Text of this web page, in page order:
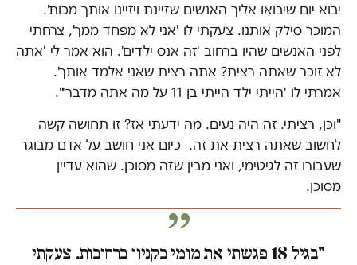
יבוא יום שיבואו אליך האנשים שזיינת ויזיינו אותך מכות'.
המוכר סילק אותנו. צעקתי לו 'אני לא מפחד ממך', צרחתי
לפני האנשים שהיו ברחוב 'זה אנס ילדים'. הוא אמר לי 'אתה
לא זוכר שאתה רצית? אתה רצית שאני אלמד אותך'.
אמרתי לו 'הייתי ילד הייתי בן 11 על מה אתה מדבר'".
"וכן, רציתי. זה היה נעים. מה ידעתי אז? זו תחושה קשה
לחשוב שאתה רצית את זה. כיום אני חושב על אדם מבוגר
שעבורו זה לגיטימי, ואני מבין שזה מסוכן. שהוא עדיין
מסוכן.
"בגיל 18 פגשתי את מומי בקניון ברחובות. צעקתי